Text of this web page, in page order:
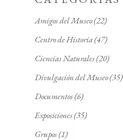
Amigos del Museo(22)
Centro de Historia(47)
Ciencias Naturales(20)
Divulgación del Museo(35)
Documentos(6)
Exposiciones(35)
Grupos(1)